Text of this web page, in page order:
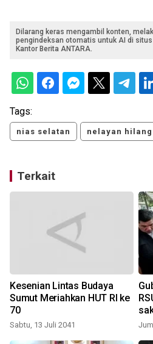
Dilarang keras mengambil konten,
pengindeksan otomatis untuk AI di
Kantor Berita ANTARA.
Tags:
nias selatan nelayan hilang
Terkait
Kesenian Lintas Budaya
Sumut Meriahkan HUT RI ke
70
Sabtu, 13 Juli 2041